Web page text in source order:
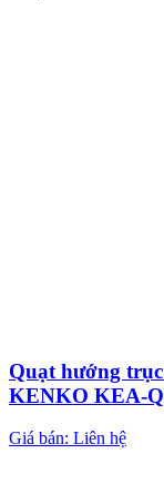
Quạt hướng
KENKO KEA-
Giá bán: Liên hệ